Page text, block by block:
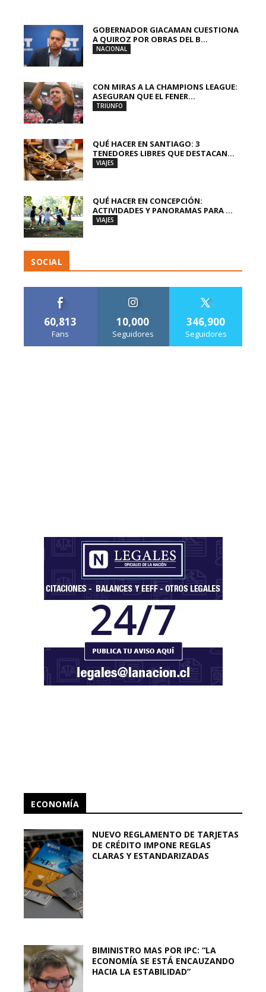
GOBERNADOR GIACAMAN CUESTIONA
A QUIROZ POR OBRAS DEL B...
NACIONAL
CON MIRAS A LA CHAMPIONS LEAGUE:
ASEGURAN QUE EL FENER...
TRIUNFO
QUÉ HACER EN SANTIAGO: 3
TENEDORES LIBRES QUE DESTACAN...
VIAJES
QUÉ HACER EN CONCEPCIÓN:
ACTIVIDADES Y PANORAMAS PARA ...
VIAJES
SOCIAL
60,813
Fans
10,000
Seguidores
346,900
Seguidores
ECONOMÍA
NUEVO REGLAMENTO DE TARJETAS
DE CRÉDITO IMPONE REGLAS
CLARAS Y ESTANDARIZADAS
BIMINISTRO MAS POR IPC: “LA
ECONOMÍA SE ESTÁ ENCAUZANDO
HACIA LA ESTABILIDAD”